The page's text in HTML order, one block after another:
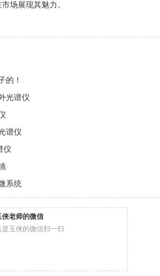
场展现其魅力。
的！
光谱仪
谱仪
仪
系统
侠老师的微信
是玉侠的微信扫一扫